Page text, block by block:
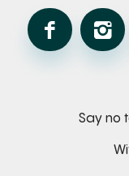
Say no